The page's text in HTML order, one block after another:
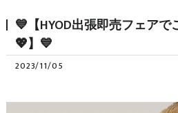
💙【HYOD出張即売フェア
💖】💙
2023/11/05